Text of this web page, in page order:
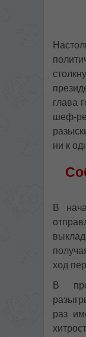
глава
шеф-
ни к
В
ход
В
раз